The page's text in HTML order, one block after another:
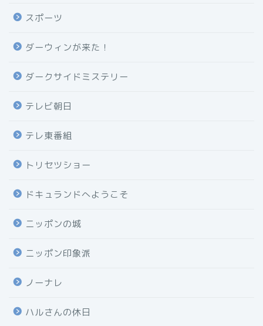
スポーツ
ダーウィンが来た！
ダークサイドミステリー
テレビ朝日
テレ東番組
トリセツショー
ドキュランドへようこそ
ニッポンの城
ニッポン印象派
ノーナレ
ハルさんの休日